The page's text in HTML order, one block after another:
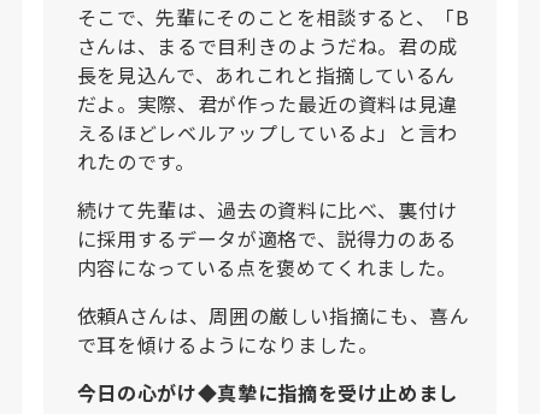
そこで、先輩にそのことを相談すると、「B
さんは、まるで目利きのようだね。君の成
長を見込んで、あれこれと指摘しているん
だよ。実際、君が作った最近の資料は見違
えるほどレベルアップしているよ」と言わ
れたのです。
続けて先輩は、過去の資料に比べ、裏付け
に採用するデータが適格で、説得力のある
内容になっている点を褒めてくれました。
依頼Aさんは、周囲の厳しい指摘にも、喜ん
で耳を傾けるようになりました。
今日の心がけ◆真摯に指摘を受け止めまし